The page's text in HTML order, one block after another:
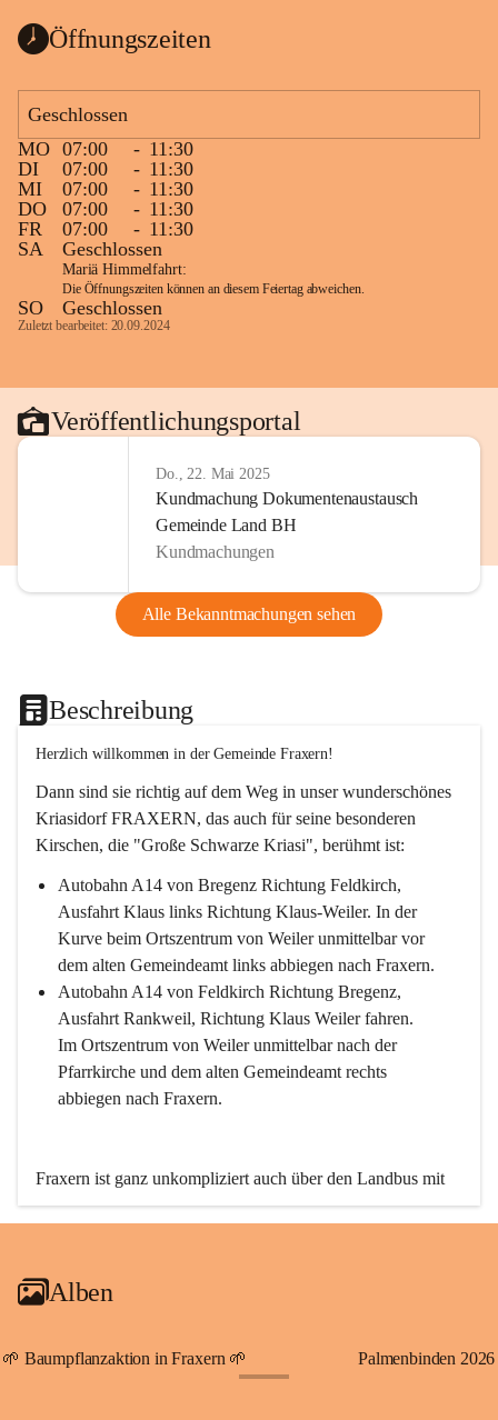
Öffnungszeiten
Geschlossen
MO 07:00 - 11:30
DI
07:00 - 11:30
MI
07:00 - 11:30
DO
07:00 - 11:30
FR
07:00 - 11:30
SA
Geschlossen
Mariä Himmelfahrt:
Die Öffnungszeiten können an diesem Feiertag abweichen.
SO Geschlossen
Zuletzt bearbeitet: 20.09.2024
Veröffentlichungsportal
Do., 22. Mai 2025
Kundmachung Dokumentenaustausch
Gemeinde Land BH
Kundmachungen
Alle Bekanntmachungen sehen
Beschreibung
Herzlich willkommen in der Gemeinde Fraxern!
Dann sind sie richtig auf dem Weg in unser wunderschönes
Kriasidorf FRAXERN, das auch für seine besonderen
Kirschen, die "Große Schwarze Kriasi", berühmt ist:
Autobahn A14 von Bregenz Richtung Feldkirch,
Ausfahrt Klaus links Richtung Klaus-Weiler. In der
Kurve beim Ortszentrum von Weiler unmittelbar vor
dem alten Gemeindeamt links abbiegen nach Fraxern.
Autobahn A14 von Feldkirch Richtung Bregenz,
Ausfahrt Rankweil, Richtung Klaus Weiler fahren.
Im Ortszentrum von Weiler unmittelbar nach der
Pfarrkirche und dem alten Gemeindeamt rechts
abbiegen nach Fraxern.
Fraxern ist ganz unkompliziert auch über den Landbus mit
den öffentlichen Verkehrsmitteln zu erreichen. Die Linie
An Samstagen, Sonn- und Feiertagen können Sie bequem
persönlichen Linienbus zur gewünschten Zeit zu Ihrer
Haltestelle bestellen. Sowohl von Weiler kommend nach
Alben
🌱 Baumpflanzaktion in Fraxern 🌱 Palmenbinden 2026